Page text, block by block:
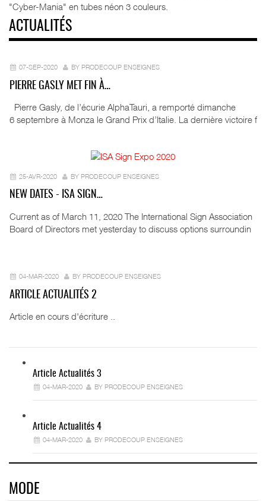
"Cyber-Mania" en tubes néon 3 couleurs.
ACTUALITÉS
07-SEP-2020 BY PRODECOUP ENSEIGNES
PIERRE GASLY MET FIN À…
Pierre Gasly, de l’écurie AlphaTauri, a remporté dimanche
6 septembre à Monza le Grand Prix d’Italie. La dernière victoire f
25-AVR-2020 BY PRODECOUP ENSEIGNES
NEW DATES - ISA SIGN…
Current as of March 11, 2020 The International Sign Association
Board of Directors met yesterday to discuss options surroundin
04-MAR-2020 BY PRODECOUP ENSEIGNES
ARTICLE ACTUALITÉS 2
Article en cours d'écriture ..
Article Actualités 3
04-MAR-2020 BY PRODECOUP ENSEIGNES
Article Actualités 4
04-MAR-2020 BY PRODECOUP ENSEIGNES
MODE